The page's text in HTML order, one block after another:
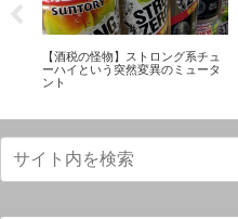
【酒税の怪物】ストロング系チュ
ーハイという突然変異のミュータ
ント